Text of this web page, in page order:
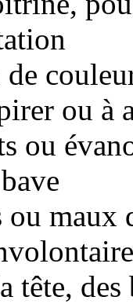
ou à
ou
maux
tête, des